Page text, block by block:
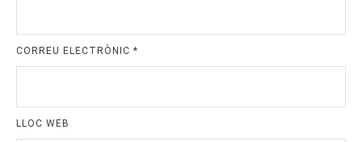
CORREU ELECTRÒNIC *
LLOC WEB